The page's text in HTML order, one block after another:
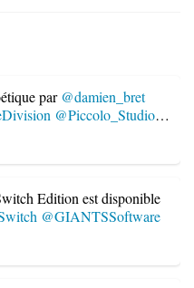
par @damien_bret
@Piccolo_Studio…
Edition est disponible
@GIANTSSoftware